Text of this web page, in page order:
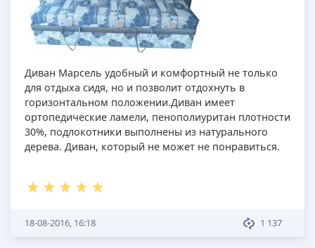
Диван Марсель удобный и комфортный не только
для отдыха сидя, но и позволит отдохнуть в
горизонтальном положении.Диван имеет
ортопедические ламели, пенополиуритан плотности
30%, подлокотники выполнены из натурального
дерева. Диван, который не может не понравиться.
1 137
18-08-2016, 16:18